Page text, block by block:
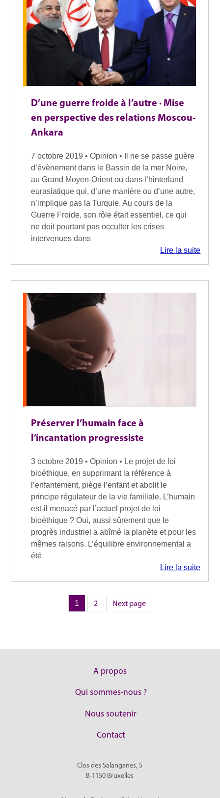
D’une guerre froide à l’autre · Mise
en perspective des relations Moscou-
Ankara
7 octobre 2019 • Opinion • Il ne se passe guère
d’évènement dans le Bassin de la mer Noire,
au Grand Moyen-Orient ou dans l’hinterland
eurasiatique qui, d’une manière ou d’une autre,
n’implique pas la Turquie. Au cours de la
Guerre Froide, son rôle était essentiel, ce qui
ne doit pourtant pas occulter les crises
intervenues dans
Lire la suite
Préserver l’humain face à
l’incantation progressiste
3 octobre 2019 • Opinion • Le projet de loi
bioéthique, en supprimant la référence à
l’enfantement, piège l’enfant et abolit le
principe régulateur de la vie familiale. L’humain
est-il menacé par l’actuel projet de loi
bioéthique ? Oui, aussi sûrement que le
progrès industriel a abîmé la planète et pour les
mêmes raisons. L’équilibre environnemental a
été
Lire la suite
Page
1 Page
2 Next page
A propos
Qui sommes-nous ?
Nous soutenir
Contact
Clos des Salanganes, 5
B-1150 Bruxelles